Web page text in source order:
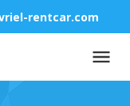
rentcar.com